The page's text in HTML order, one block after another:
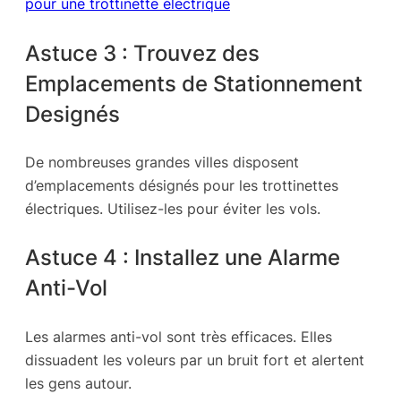
pour une trottinette électrique
Astuce 3 : Trouvez des
Emplacements de Stationnement
Designés
De nombreuses grandes villes disposent
d’emplacements désignés pour les trottinettes
électriques. Utilisez-les pour éviter les vols.
Astuce 4 : Installez une Alarme
Anti-Vol
Les alarmes anti-vol sont très efficaces. Elles
dissuadent les voleurs par un bruit fort et alertent
les gens autour.